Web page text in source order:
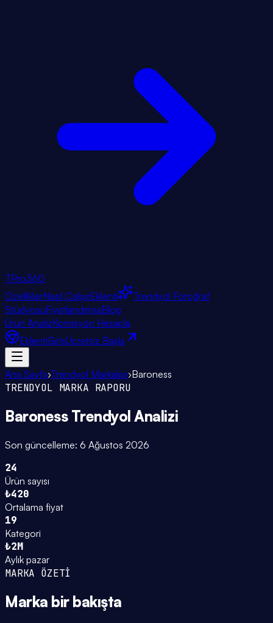
TPro360
ÖzelliklerNasıl ÇalışırEklenti
Trendyol Fotoğraf
StüdyosuFiyatlandırmaBlog
Ürün AnalizKomisyon Hesapla
EklentiGirişÜcretsiz Başla
Ana Sayfa›Trendyol Markaları›Baroness
TRENDYOL MARKA RAPORU
Baroness Trendyol Analizi
Son güncelleme: 6 Ağustos 2026
24
Ürün sayısı
₺420
Ortalama fiyat
19
Kategori
₺2M
Aylık pazar
MARKA ÖZETİ
Marka bir bakışta